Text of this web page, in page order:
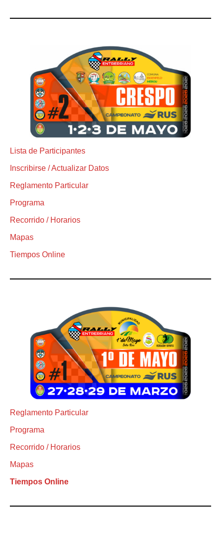
Lista de Participantes
Inscribirse / Actualizar Datos
Reglamento Particular
Programa
Recorrido / Horarios
Mapas
Tiempos Online
Reglamento Particular
Programa
Recorrido / Horarios
Mapas
Tiempos Online